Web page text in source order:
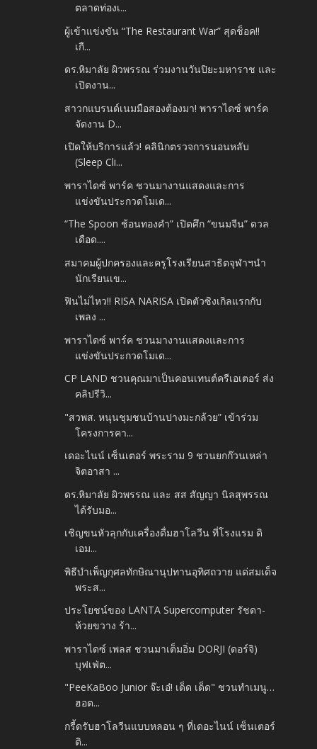
ตลาดท่องเ...
ผู้เข้าแข่งขัน “The Restaurant War” สุดช็อค!!
เกื...
ดร.หิมาลัย ผิวพรรณ ร่วมงานวันปิยะมหาราช และ
เปิดงาน...
สาวกแบรนด์เนมมือสองต้องมา! พาราไดซ์ พาร์ค
จัดงาน D...
เปิดให้บริการแล้ว! คลินิกตรวจการนอนหลับ
(Sleep Cli...
พาราไดซ์ พาร์ค ชวนมางานแสดงและการ
แข่งขันประกวดโมเด...
“The Spoon ช้อนทองคำ” เปิดศึก “ขนมจีน” ดวล
เดือด....
สมาคมผู้ปกครองและครูโรงเรียนสาธิตจุฬาฯนำ
นักเรียนเข...
ฟินไม่ไหว!! RISA NARISA เปิดตัวซิงเกิลแรกกับ
เพลง ...
พาราไดซ์ พาร์ค ชวนมางานแสดงและการ
แข่งขันประกวดโมเด...
CP LAND ชวนคุณมาเป็นคอนเทนต์ครีเอเตอร์ ส่ง
คลิปรีวิ...
"สวพส. หนุนชุมชนบ้านปางมะกล้วย” เข้าร่วม
โครงการคา...
เดอะไนน์ เซ็นเตอร์ พระราม 9 ชวนยกก๊วนเหล่า
จิตอาสา ...
ดร.หิมาลัย ผิวพรรณ และ สส สัญญา นิลสุพรรณ
ได้รับมอ...
เชิญขนหัวลุกกับเครื่องดื่มฮาโลวีน ที่โรงแรม ดิ
เอม...
พิธีบำเพ็ญกุศลทักษิณานุปทานอุทิศถวาย แด่สมเด็จ
พระส...
ประโยชน์ของ LANTA Supercomputer รัชดา-
ห้วยขวาง ร้า...
พาราไดซ์ เพลส ชวนมาเต็มอิ่ม DORJI (ดอร์จิ)
บุฟเฟ่ต...
"PeeKaBoo Junior จ๊ะเอ๋! เด็ด เด็ด" ชวนทำเมนู…
ฮอต...
กรี้ดรับฮาโลวีนแบบหลอน ๆ ที่เดอะไนน์ เซ็นเตอร์
ติ...